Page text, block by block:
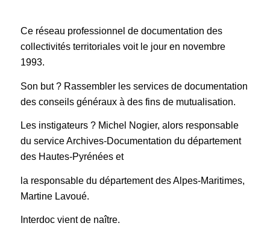
Ce réseau professionnel de documentation des
collectivités territoriales voit le jour en novembre
1993.
Son but ? Rassembler les services de documentation
des conseils généraux à des fins de mutualisation.
Les instigateurs ? Michel Nogier, alors responsable
du service Archives-Documentation du département
des Hautes-Pyrénées et
la responsable du département des Alpes-Maritimes,
Martine Lavoué.
Interdoc vient de naître.